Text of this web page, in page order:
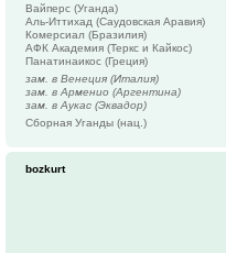
Вайперс (Уганда)
Аль-Иттихад (Саудовская Аравия)
Комерсиал (Бразилия)
АФК Академия (Теркс и Кайкос)
Панатинаикос (Греция)
зам. в Венеция (Италия)
зам. в Арменио (Аргентина)
зам. в Аукас (Эквадор)
Сборная Уганды (нац.)
bozkurt